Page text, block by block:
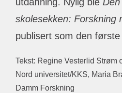
skolesekken: Forskning
publisert som den
Tekst: Regine Vesterlid Strøm
Nord universitet/KKS, Maria
Damm Forskning